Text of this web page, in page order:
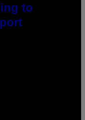
to